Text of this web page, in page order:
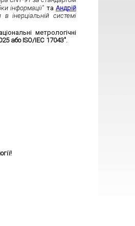
інформації" таАндрій
інерціальній системі
метрологічні
або ISO/IEC 17043".